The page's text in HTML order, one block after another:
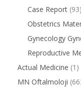
Case Report (93)
Obstetrics
Gynecology
Reproductive
Actual Medicine (1)
MN Oftalmoloji